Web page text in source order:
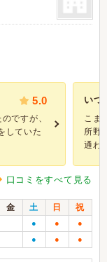
5.0
ですが、
していた
いつ
こま
所野
通わ
口コミをすべて見る
金 土 日
祝
● ● ●
● ● ●